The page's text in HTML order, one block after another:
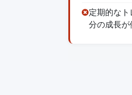
定期的な
分の成長が